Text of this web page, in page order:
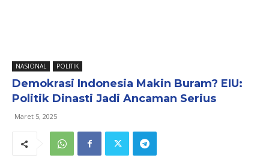
NASIONAL POLITIK
Demokrasi Indonesia Makin Buram? EIU:
Politik Dinasti Jadi Ancaman Serius
Maret 5, 2025